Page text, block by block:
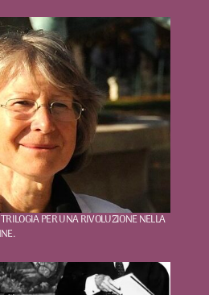
PER UNA RIVOLUZIONE NELLA